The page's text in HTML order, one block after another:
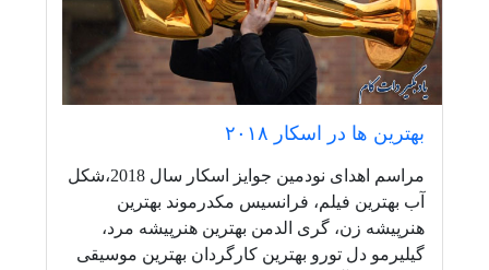
بهترین ها در اسکار ۲۰۱۸
مراسم اهدای نودمین جوایز اسکار سال 2018،شکل
آب بهترین فیلم، فرانسیس مکدرموند بهترین
هنرپیشه زن، گری الدمن بهترین هنرپیشه مرد،
گیلیرمو دل تورو بهترین کارگردان بهترین موسیقی